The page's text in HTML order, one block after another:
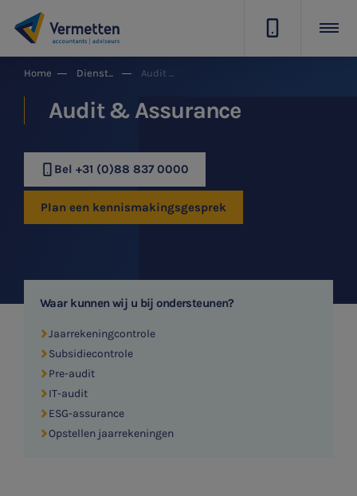
Home Dienstgroepen Audit & Assurance
Audit & Assurance
Bel +31 (0)88 837 0000
Plan een kennismakingsgesprek
Waar kunnen wij u bij ondersteunen?
Jaarrekeningcontrole
Subsidiecontrole
Pre-audit
IT-audit
ESG-assurance
Opstellen jaarrekeningen